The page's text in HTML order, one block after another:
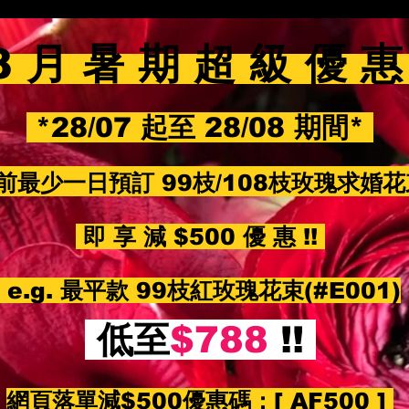
月 暑 期 超 級 優
*28/07 起至 28/08 期間*
最少一日預訂 99枝/108枝玫瑰求婚
即 享 減 $500 優 惠 !!
e.g. 最平款 99枝紅玫瑰花束(#E001)
低至$788 !!
網頁落單減$500優惠碼： [ AF500 ]